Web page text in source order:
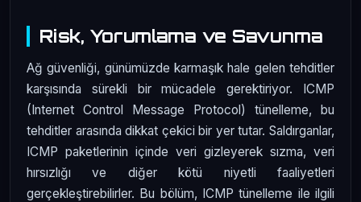
Risk, Yorumlama ve Savunma
Ağ güvenliği, günümüzde karmaşık hale gelen tehditler
karşısında sürekli bir mücadele gerektiriyor. ICMP
(Internet Control Message Protocol) tünelleme, bu
tehditler arasında dikkat çekici bir yer tutar. Saldırganlar,
ICMP paketlerinin içinde veri gizleyerek sızma, veri
hırsızlığı ve diğer kötü niyetli faaliyetleri
gerçekleştirebilirler. Bu bölüm, ICMP tünelleme ile ilgili